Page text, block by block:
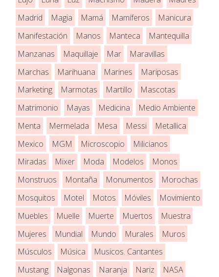
Madrid
Magia Mamá Mamíferos
Manicura
Manifestación
Manos Manteca
Mantequilla
Manzanas
Maquillaje Mar
Maravillas
Marchas
Marihuana Marines
Mariposas
Marketing
Marmotas Martillo
Mascotas
Matrimonio
Mayas Medicina
Medio Ambiente
Menta
Mermelada Mesa Messi
Metallica
Mexico
MGM Microscopio
Milicianos
Miradas
Mixer Moda Modelos
Monos
Monstruos
Montaña Monumentos
Morochas
Mosquitos
Motel Motos Móviles
Movimiento
Muebles
Muelle Muerte Muertos
Muestra
Mujeres
Mundial Mundo Murales
Muros
Músculos
Música
Musicos. Cantantes
Mustang
Nalgonas Naranja Nariz
NASA